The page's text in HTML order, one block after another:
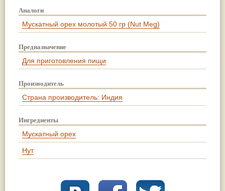
Аналоги
Мускатный орех молотый 50 гр (Nut Meg)
Предназначение
Для приготовления пищи
Производитель
Страна производитель: Индия
Ингредиенты
Мускатный орех
Нут